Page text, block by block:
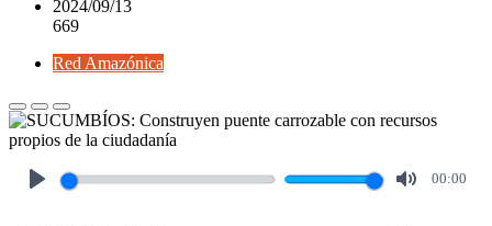
2024/09/13
669
Red Amazónica
00:00